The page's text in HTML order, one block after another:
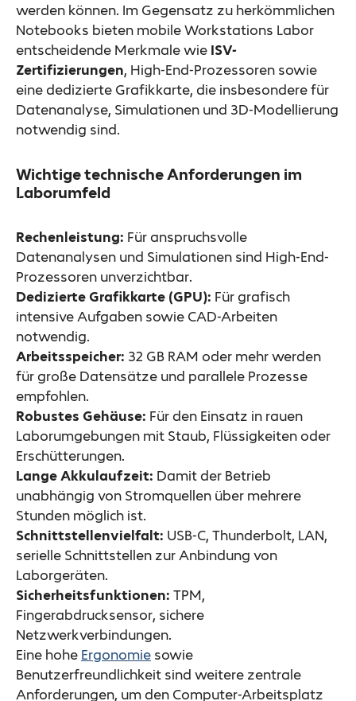
werden können. Im Gegensatz zu herkömmlichen
Notebooks bieten mobile Workstations Labor
entscheidende Merkmale wie ISV-
Zertifizierungen, High-End-Prozessoren sowie
eine dedizierte Grafikkarte, die insbesondere für
Datenanalyse, Simulationen und 3D-Modellierung
notwendig sind.
Wichtige technische Anforderungen im
Laborumfeld
Rechenleistung: Für anspruchsvolle
Datenanalysen und Simulationen sind High-End-
Prozessoren unverzichtbar.
Dedizierte Grafikkarte (GPU): Für grafisch
intensive Aufgaben sowie CAD-Arbeiten
notwendig.
Arbeitsspeicher: 32 GB RAM oder mehr werden
für große Datensätze und parallele Prozesse
empfohlen.
Robustes Gehäuse: Für den Einsatz in rauen
Laborumgebungen mit Staub, Flüssigkeiten oder
Erschütterungen.
Lange Akkulaufzeit: Damit der Betrieb
unabhängig von Stromquellen über mehrere
Stunden möglich ist.
Schnittstellenvielfalt: USB-C, Thunderbolt, LAN,
serielle Schnittstellen zur Anbindung von
Laborgeräten.
Sicherheitsfunktionen: TPM,
Fingerabdrucksensor, sichere
Netzwerkverbindungen.
Eine hohe Ergonomie sowie
Benutzerfreundlichkeit sind weitere zentrale
Anforderungen, um den Computer-Arbeitsplatz